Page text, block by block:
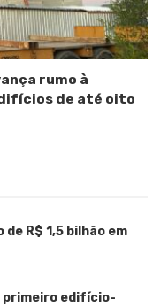
rumo à
de até oito
R$ 1,5 bilhão em
primeiro edifício-